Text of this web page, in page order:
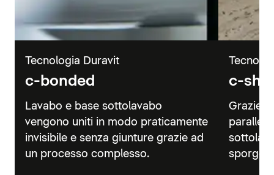
Tecnologia Duravit
c-bonded
Lavabo e base sottolavabo
vengono uniti in modo praticamente
invisibile e senza giunture grazie ad
un processo complesso.
c-
Grazie